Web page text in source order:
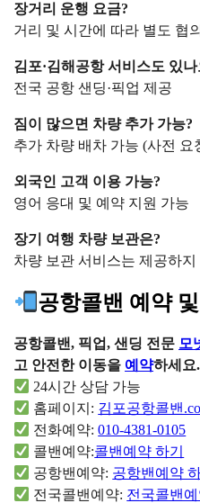
장거리 운행 요금?
거리 및 시간에 따라 별도 협의
김포·김해공항 서비스도 있나
전국 공항 샌딩·픽업 제공
짐이 많으면 차량 추가 가능?
추가 차량 배차 가능 (사전 요
외국인 고객 이용 가능?
영어 응대 및 예약 지원 가능
장기 여행 차량 보관은?
차량 보관 서비스는 제공하
공항콜밴 예약
공항콜밴, 픽업, 샌딩 전문 모
고 안전한 이동을 예약하세요.
24시간 상담 가능
홈페이지: 김포공항콜밴
전화예약:010-4381-0105
콜밴예약:콜밴예약 하기
공항밴예약: 공항밴예약 하
전국콜밴예약: 전국콜밴예